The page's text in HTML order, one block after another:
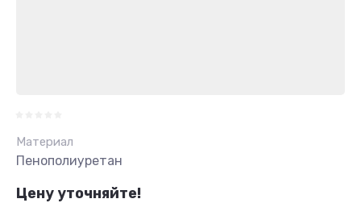
Материал
Пенополиуретан
Цену уточняйте!